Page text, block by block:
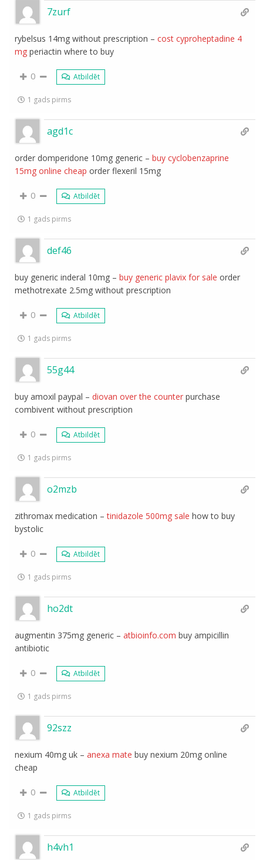
7zurf
rybelsus 14mg without prescription –cost cyproheptadine 4
mg periactin where to buy
0 Atbildēt
1 gads pirms
agd1c
order domperidone 10mg generic –buy cyclobenzaprine
15mg online cheap order flexeril 15mg
0 Atbildēt
1 gads pirms
def46
buy generic inderal 10mg –buy generic plavix for sale order
methotrexate 2.5mg without prescription
0 Atbildēt
1 gads pirms
55g44
buy amoxil paypal –diovan over the counter purchase
combivent without prescription
0 Atbildēt
1 gads pirms
o2mzb
zithromax medication –tinidazole 500mg sale how to buy
bystolic
0 Atbildēt
1 gads pirms
ho2dt
augmentin 375mg generic –atbioinfo.com buy ampicillin
antibiotic
0 Atbildēt
1 gads pirms
92szz
nexium 40mg uk –anexa mate buy nexium 20mg online
cheap
0 Atbildēt
1 gads pirms
h4vh1